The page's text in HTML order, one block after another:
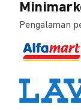
Pengalaman